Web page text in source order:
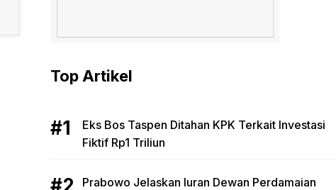
Top Artikel
Eks Bos Taspen Ditahan KPK Terkait Investasi
Fiktif Rp1 Triliun
Prabowo Jelaskan Iuran Dewan Perdamaian